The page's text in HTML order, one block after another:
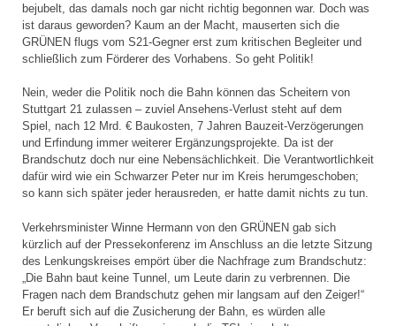
bejubelt, das damals noch gar nicht richtig begonnen war. Doch was
ist daraus geworden? Kaum an der Macht, mauserten sich die
GRÜNEN flugs vom S21-Gegner erst zum kritischen Begleiter und
schließlich zum Förderer des Vorhabens. So geht Politik!
Nein, weder die Politik noch die Bahn können das Scheitern von
Stuttgart 21 zulassen – zuviel Ansehens-Verlust steht auf dem
Spiel, nach 12 Mrd. € Baukosten, 7 Jahren Bauzeit-Verzögerungen
und Erfindung immer weiterer Ergänzungsprojekte. Da ist der
Brandschutz doch nur eine Nebensächlichkeit. Die Verantwortlichkeit
dafür wird wie ein Schwarzer Peter nur im Kreis herumgeschoben;
so kann sich später jeder herausreden, er hatte damit nichts zu tun.
Verkehrsminister Winne Hermann von den GRÜNEN gab sich
kürzlich auf der Pressekonferenz im Anschluss an die letzte Sitzung
des Lenkungskreises empört über die Nachfrage zum Brandschutz:
„Die Bahn baut keine Tunnel, um Leute darin zu verbrennen. Die
Fragen nach dem Brandschutz gehen mir langsam auf den Zeiger!“
Er beruft sich auf die Zusicherung der Bahn, es würden alle